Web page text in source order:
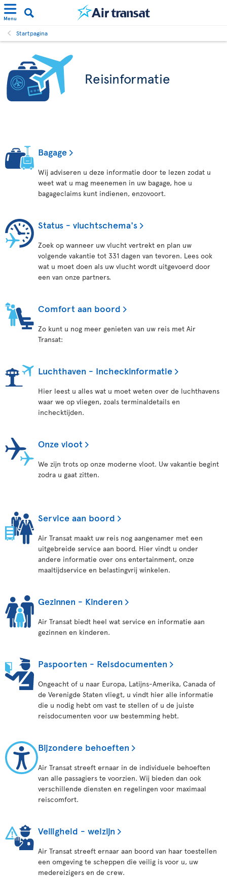
Menu
Startpagina
Reisinformatie
Bagage
Wij adviseren u deze informatie door te lezen zodat u
weet wat u mag meenemen in uw bagage, hoe u
bagageclaims kunt indienen, enzovoort.
Status - vluchtschema's
Zoek op wanneer uw vlucht vertrekt en plan uw
volgende vakantie tot 331 dagen van tevoren. Lees ook
wat u moet doen als uw vlucht wordt uitgevoerd door
een van onze partners.
Comfort aan boord
Zo kunt u nog meer genieten van uw reis met Air
Transat:
Luchthaven - Incheckinformatie
Hier leest u alles wat u moet weten over de luchthavens
waar we op vliegen, zoals terminaldetails en
inchecktijden.
Onze vloot
We zijn trots op onze moderne vloot. Uw vakantie begint
zodra u gaat zitten.
Service aan boord
Air Transat maakt uw reis nog aangenamer met een
uitgebreide service aan boord. Hier vindt u onder
andere informatie over ons entertainment, onze
maaltijdservice en belastingvrij winkelen.
Gezinnen - Kinderen
Air Transat biedt heel wat service en informatie aan
gezinnen en kinderen.
Paspoorten - Reisdocumenten
Ongeacht of u naar Europa, Latijns-Amerika, Canada of
de Verenigde Staten vliegt, u vindt hier alle informatie
die u nodig hebt om vast te stellen of u de juiste
reisdocumenten voor uw bestemming hebt.
Bijzondere behoeften
Air Transat streeft ernaar in de individuele behoeften
van alle passagiers te voorzien. Wij bieden dan ook
verschillende diensten en regelingen voor maximaal
reiscomfort.
Veiligheid - welzijn
Air Transat streeft ernaar aan boord van haar toestellen
een omgeving te scheppen die veilig is voor u, uw
medereizigers en de crew.